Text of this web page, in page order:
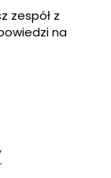
zespół z
na